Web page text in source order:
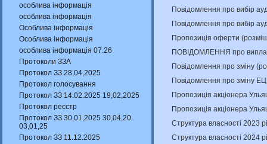
особлива інформація
особлива інформація
Особлива інформація
Особлива інформація
особлива інформація 07.26
Протоколи ЗЗА
Протокол ЗЗ 28,04,2025
Протокол голосування
Протокол ЗЗ 14.02.2025 19,02,2025
Протокол реєстр
Протокол ЗЗ 30,01,2025 30,04,20
03,01,25
Протокол ЗЗ 11.12.2025
Повідомлення про вибір
Повідомлення про вибір
Пропозиція оферти
ПОВІДОМЛЕННЯ про
Повідомлення про зміну
Повідомлення про зміну
Пропозиція акціонера
Пропозиція акціонера
Структура власності 2023
Структура власності 2024